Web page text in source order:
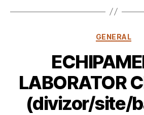
GENERAL
LABORATOR
(divizor/site/